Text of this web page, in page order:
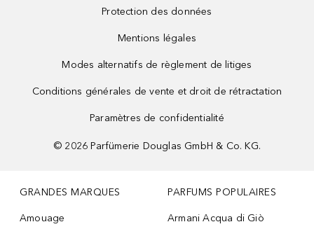
Protection des données
Mentions légales
Modes alternatifs de règlement de litiges
Conditions générales de vente et droit de rétractation
Paramètres de confidentialité
© 2026 Parfümerie Douglas GmbH & Co. KG.
GRANDES MARQUES
Amouage
PARFUMS POPULAIRES
Armani Acqua di Giò